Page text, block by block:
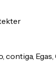
contiga,